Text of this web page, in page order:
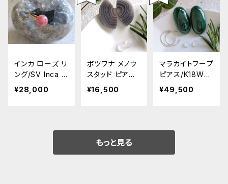
インカ ローズ リ
ング/SV Inca r
ose ring(Rhod
ochrosite)
¥28,000
ボツワナ メノウ
スタッド ピアス/
チタン Botswan
a agate stud e
¥16,500
マラカイトフープ
ピアス/K18WG
Malachite Hoo
p Earrings
¥49,500
もっと見る